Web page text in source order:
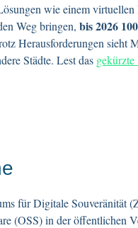
wie einem
Weg bringen, bis 2026
Herausforderungen sieht
Städte. Lest das
für Digitale Souveränität
(OSS) in der öffentlichen